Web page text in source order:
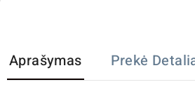
Aprašymas Prekė